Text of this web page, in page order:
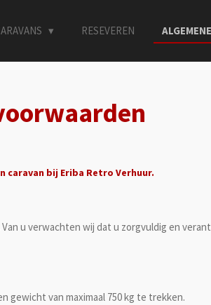
RESEVEREN
caravan bij Eriba Retro Verhuur.
u verwachten wij dat u zorgvuldig en
gewicht van maximaal 750 kg te trekken.